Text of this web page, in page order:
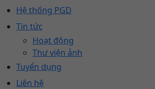
Hệ thống PGD
Tin tức
Hoạt động
Thư viện ảnh
Tuyển dụng
Liên hệ